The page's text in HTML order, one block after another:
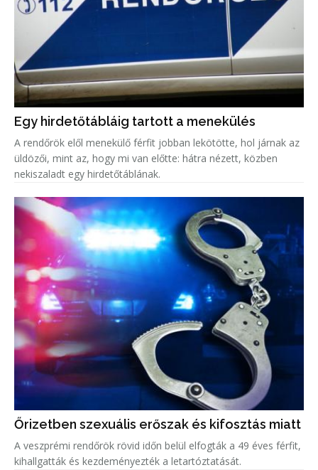
Egy hirdetőtábláig tartott a menekülés
A rendőrök elől menekülő férfit jobban lekötötte, hol járnak az
üldözői, mint az, hogy mi van előtte: hátra nézett, közben
nekiszaladt egy hirdetőtáblának.
Őrizetben szexuális erőszak és kifosztás miatt
A veszprémi rendőrök rövid időn belül elfogták a 49 éves férfit,
kihallgatták és kezdeményezték a letartóztatását.